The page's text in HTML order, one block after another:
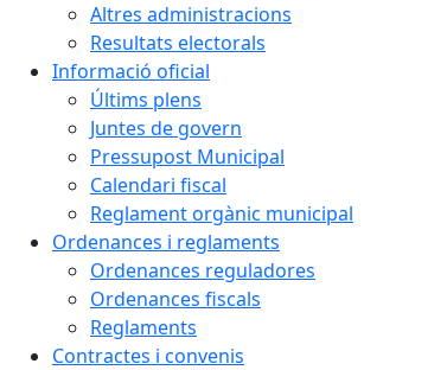
Altres administracions
Resultats electorals
Informació oficial
Últims plens
Juntes de govern
Pressupost Municipal
Calendari fiscal
Reglament orgànic municipal
Ordenances i reglaments
Ordenances reguladores
Ordenances fiscals
Reglaments
Contractes i convenis